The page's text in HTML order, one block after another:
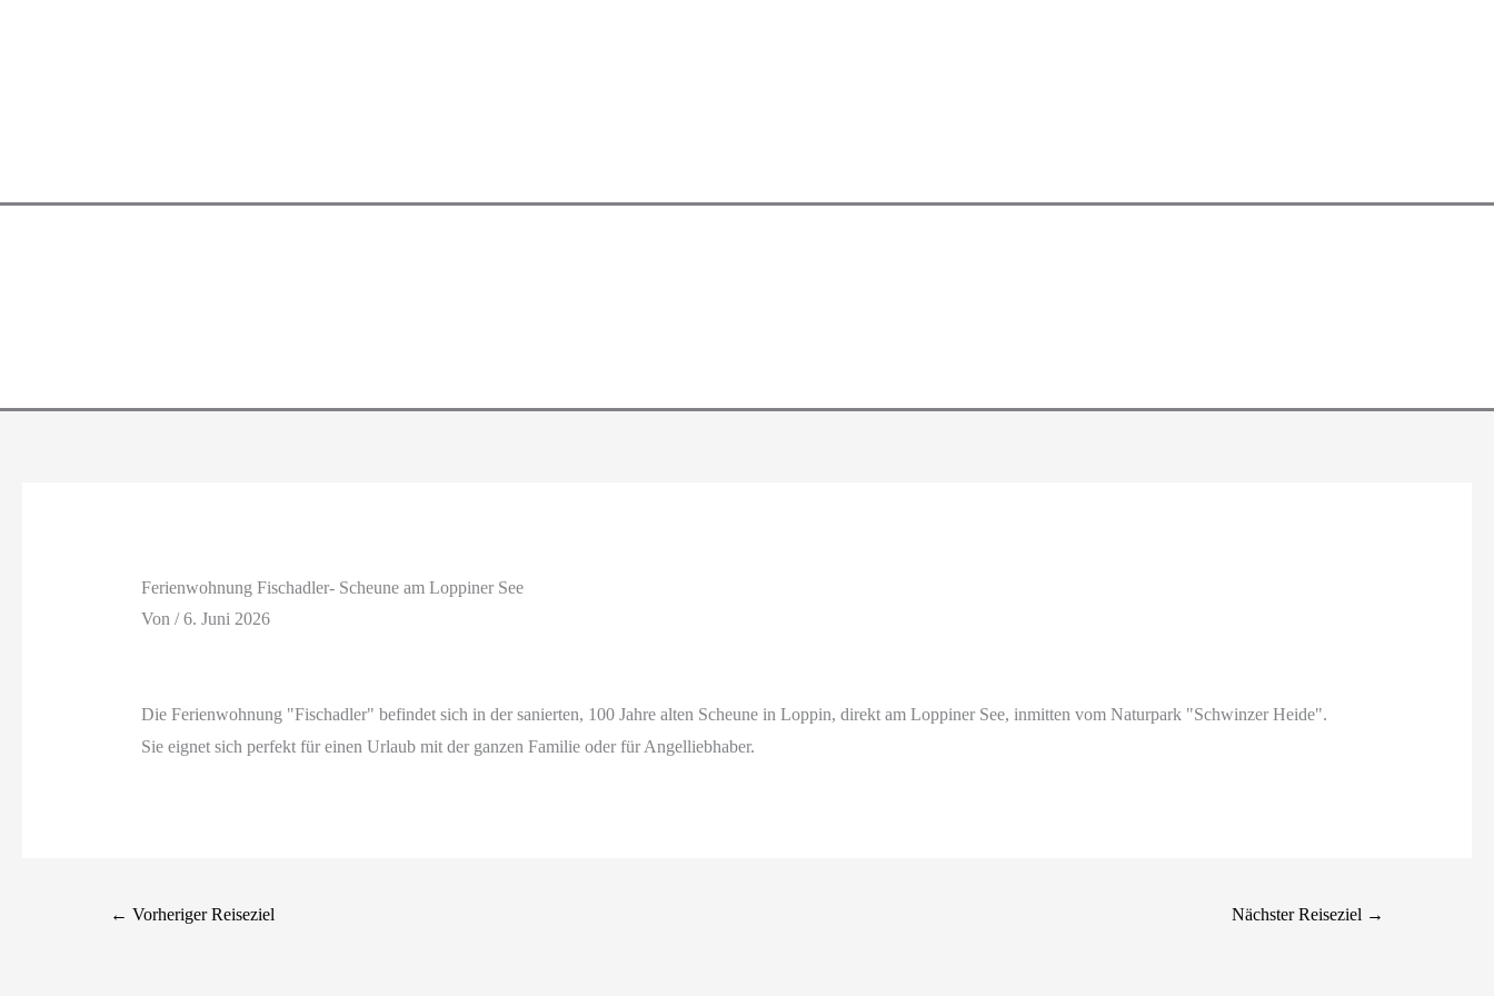
Ferienwohnung Fischadler- Scheune am Loppiner See
Von /6. Juni 2026
Die Ferienwohnung "Fischadler" befindet sich in der sanierten, 100 Jahre alten Scheune in Loppin, direkt am Loppiner See, inmitten vom Naturpark "Schwinzer Heide".
Sie eignet sich perfekt für einen Urlaub mit der ganzen Familie oder für Angelliebhaber.
← Vorheriger Reiseziel Nächster Reiseziel →